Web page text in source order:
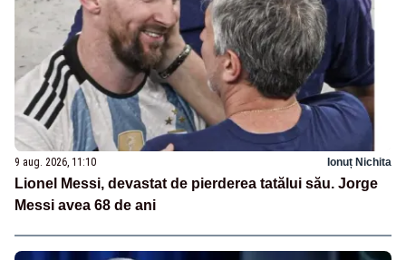
9 aug. 2026, 11:10 Ionuț Nichita
Lionel Messi, devastat de pierderea tatălui său. Jorge
Messi avea 68 de ani